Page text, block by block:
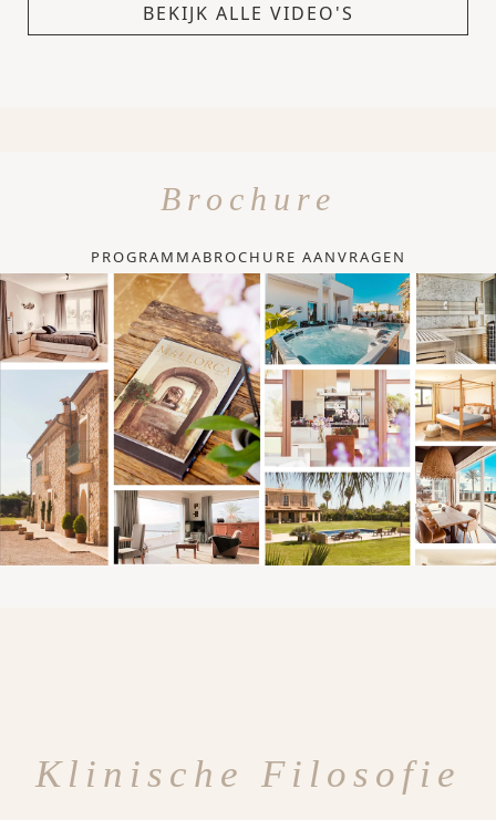
BEKIJK ALLE VIDEO'S
Brochure
PROGRAMMABROCHURE AANVRAGEN
Klinische Filosofie